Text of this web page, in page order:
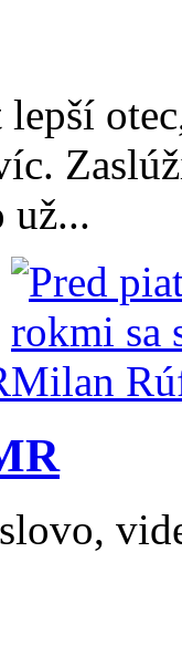
lepší
už...